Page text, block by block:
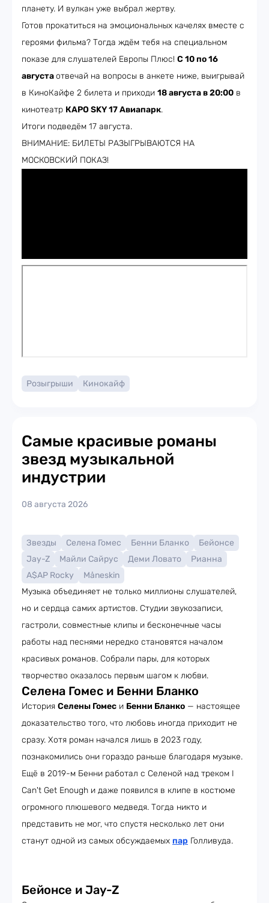
планету. И вулкан уже выбрал жертву.
Готов прокатиться на эмоциональных качелях вместе с
героями фильма? Тогда ждём тебя на специальном
показе для слушателей Европы Плюс! С 10 по 16
августаотвечай на вопросы в анкете ниже, выигрывай
в КиноКайфе 2 билета и приходи 18 августа в 20:00 в
кинотеатр КАРО SKY 17 Авиапарк.
Итоги подведём 17 августа.
ВНИМАНИЕ: БИЛЕТЫ РАЗЫГРЫВАЮТСЯ НА
МОСКОВСКИЙ ПОКАЗ!
Розыгрыши Кинокайф
Самые красивые романы
звезд музыкальной
индустрии
08 августа 2026
Звезды Селена Гомес Бенни Бланко
Бейонсе
Jay-Z
Майли Сайрус Деми Ловато
Рианна
A$AP Rocky
Måneskin
Музыка объединяет не только миллионы слушателей,
но и сердца самих артистов. Студии звукозаписи,
гастроли, совместные клипы и бесконечные часы
работы над песнями нередко становятся началом
красивых романов. Собрали пары, для которых
творчество оказалось первым шагом к любви.
Селена Гомес и Бенни Бланко
История Селены Гомес и Бенни Бланко — настоящее
доказательство того, что любовь иногда приходит не
сразу. Хотя роман начался лишь в 2023 году,
познакомились они гораздо раньше благодаря музыке.
Ещё в 2019-м Бенни работал с Селеной над треком I
Can't Get Enough и даже появился в клипе в костюме
огромного плюшевого медведя. Тогда никто и
представить не мог, что спустя несколько лет они
станут одной из самых обсуждаемых пар Голливуда.
Бейонсе и Jay-Z